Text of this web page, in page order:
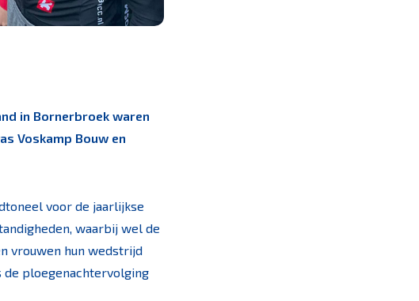
in Bornerbroek waren
Voskamp Bouw en
voor de jaarlijkse
waarbij wel de
vrouwen hun wedstrijd
de ploegenachtervolging